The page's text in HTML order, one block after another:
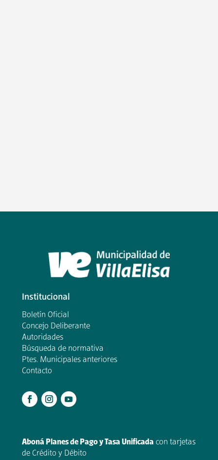
Institucional
Boletín Oficial
Concejo Deliberante
Autoridades
Búsqueda de normativa
Ptes. Municipales anteriores
Contacto
Aboná Planes de Pago y Tasa Unificada con tarjetas
de Crédito y Débito